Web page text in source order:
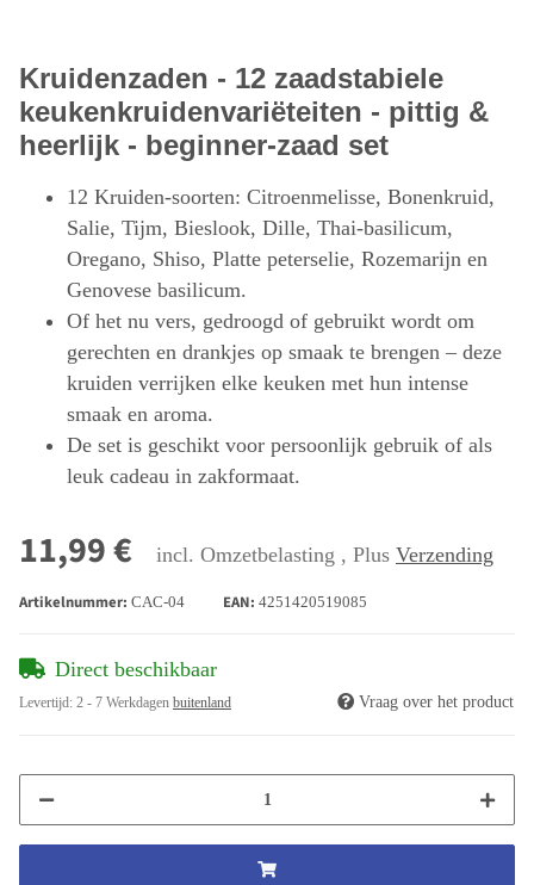
Kruidenzaden - 12 zaadstabiele
keukenkruidenvariëteiten - pittig &
heerlijk - beginner-zaad set
12 Kruiden-soorten: Citroenmelisse, Bonenkruid,
Salie, Tijm, Bieslook, Dille, Thai-basilicum,
Oregano, Shiso, Platte peterselie, Rozemarijn en
Genovese basilicum.
Of het nu vers, gedroogd of gebruikt wordt om
gerechten en drankjes op smaak te brengen – deze
kruiden verrijken elke keuken met hun intense
smaak en aroma.
De set is geschikt voor persoonlijk gebruik of als
leuk cadeau in zakformaat.
11,99 € incl. Omzetbelasting , Plus Verzending
Artikelnummer: CAC-04 EAN: 4251420519085
Direct beschikbaar
Levertijd: 2 - 7 Werkdagen buitenland Vraag over het product